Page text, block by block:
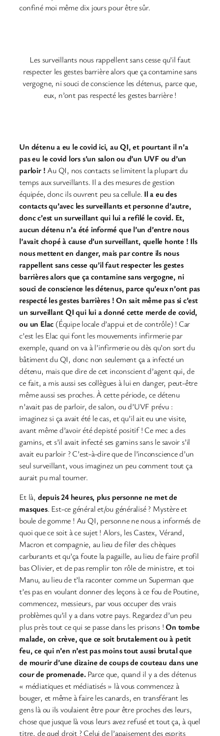
confiné moi même dix jours pour être sûr.
Les surveillants nous rappellent sans cesse qu’il faut
respecter les gestes barrière alors que ça contamine sans
vergogne, ni souci de conscience les détenus, parce que,
eux, n’ont pas respecté les gestes barrière !
Un détenu a eu le covid ici, au QI, et pourtant il n’a
pas eu le covid lors s’un salon ou d’un UVF ou d’un
parloir ! Au QI, nos contacts se limitent la plupart du
temps aux surveillants. Il a des mesures de gestion
équipée, donc ils ouvrent peu sa cellule. Il a eu des
contacts qu’avec les surveillants et personne d’autre,
donc c’est un surveillant qui lui a refilé le covid. Et,
aucun détenu n’a été informé que l’un d’entre nous
l’avait chopé à cause d’un surveillant, quelle honte ! Ils
nous mettent en danger, mais par contre ils nous
rappellent sans cesse qu’il faut respecter les gestes
barrières alors que ça contamine sans vergogne, ni
souci de conscience les détenus, parce qu’eux n’ont pas
respecté les gestes barrières !On sait même pas si c’est
un surveillant QI qui lui a donné cette merde de covid,
ou un Elac (Équipe locale d’appui et de contrôle) ! Car
c’est les Elac qui font les mouvements infirmerie par
exemple, quand on va à l’infirmerie ou dès qu’on sort du
bâtiment du QI, donc non seulement ça a infecté un
détenu, mais que dire de cet inconscient d’agent qui, de
ce fait, a mis aussi ses collègues à lui en danger, peut-être
même aussi ses proches. À cette période, ce détenu
n’avait pas de parloir, de salon, ou d’UVF prévu :
imaginez si ça avait été le cas, et qu’il ait eu une visite,
avant même d’avoir été depisté positif ! Ce mec a des
gamins, et s’il avait infecté ses gamins sans le savoir s’il
avait eu parloir ? C’est-à-dire que de l’inconscience d’un
seul surveillant, vous imaginez un peu comment tout ça
aurait pu mal tourner.
Et là, depuis 24 heures, plus personne ne met de
masques. Est-ce général et/ou généralisé ? Mystère et
boule de gomme ! Au QI, personne ne nous a informés de
quoi que ce soit à ce sujet ! Alors, les Castex, Vérand,
Macron et compagnie, au lieu de filer des chèques
carburants et qu’ça foute la pagaille, au lieu de faire profil
bas Olivier, et de pas remplir ton rôle de ministre, et toi
Manu, au lieu de t’la raconter comme un Superman que
t’es pas en voulant donner des leçons à ce fou de Poutine,
commencez, messieurs, par vous occuper des vrais
problèmes qu’il y a dans votre pays. Regardez d’un peu
plus près tout ce qui se passe dans les prisons !On tombe
malade, on crève, que ce soit brutalement ou à petit
feu, ce qui n’en n’est pas moins tout aussi brutal que
de mourir d’une dizaine de coups de couteau dans une
cour de promenade. Parce que, quand il y a des détenus
« médiatiques et médiatisés » là vous commencez à
bouger, et même à faire les canards, en transférant les
gens là ou ils voulaient être pour être proches des leurs,
chose que jusque là vous leurs avez refusé et tout ça, à quel
titre, de quel droit ? Celui de l’apaisement des esprits